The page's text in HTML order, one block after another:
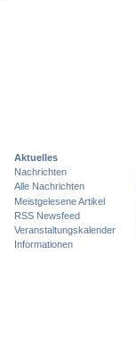
Aktuelles
Nachrichten
Alle Nachrichten
Meistgelesene Artikel
RSS Newsfeed
Veranstaltungskalender
Informationen